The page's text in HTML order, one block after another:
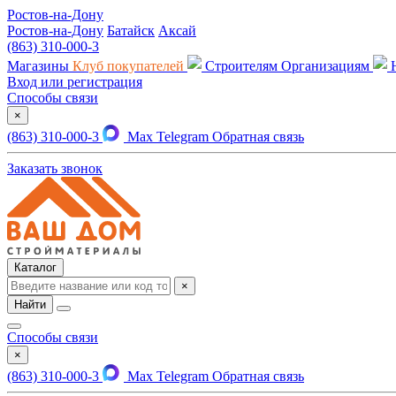
Ростов-на-Дону
Ростов-на-Дону Батайск Аксай
(863) 310-000-3
Магазины Клуб покупателей Строителям Организациям
Вход или регистрация
Способы связи
×
(863) 310-000-3 Max Telegram Обратная связь
Заказать звонок
Каталог
×
Найти
Способы связи
×
(863) 310-000-3 Max Telegram Обратная связь